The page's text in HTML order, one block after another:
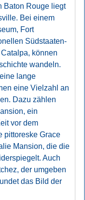
Baton Rouge liegt
Bei einem
Fort
Südstaaten-
können
wandeln.
lange
eine Vielzahl an
Dazu zählen
ein
vor dem
pittoreske Grace
Mansion, die die
Auch
der umgeben
das Bild der